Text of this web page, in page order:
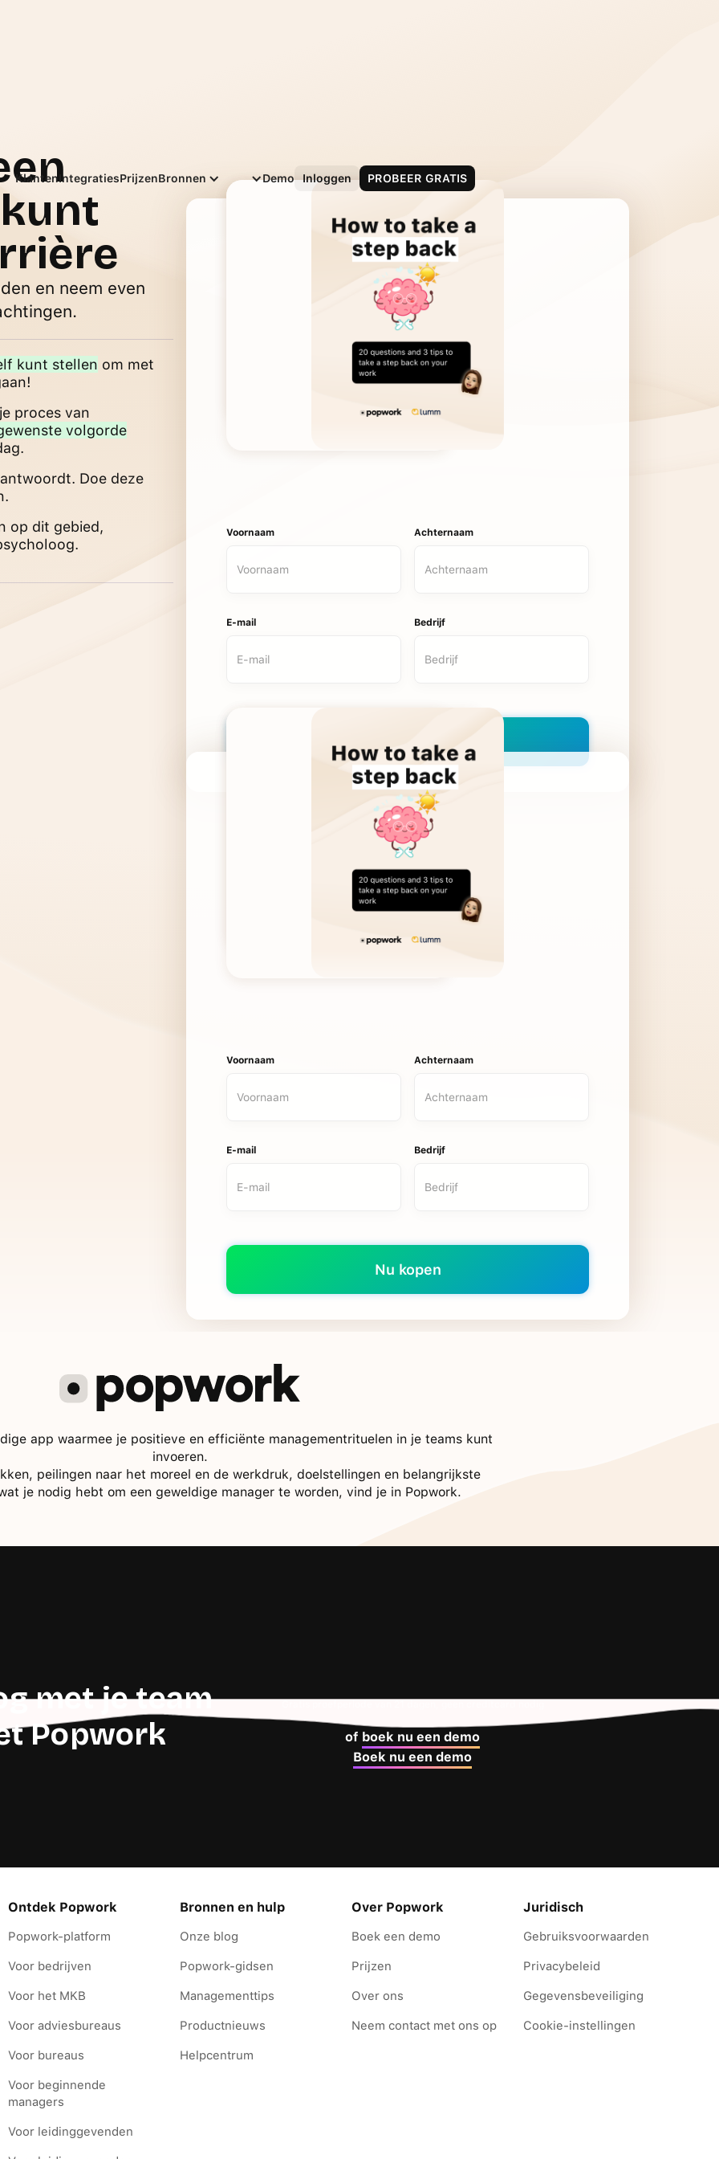
Klanten Integraties Prijzen Bronnen Nederlands
Demo Inloggen PROBEER GRATIS
en neem even
kunt stellen om met
proces van
volgorde
Doe deze
op dit gebied,
Voornaam Achternaam
E-mail Bedrijf
Voornaam Achternaam
E-mail Bedrijf
app waarmee je positieve en efficiënte managementrituelen in je teams kunt
invoeren.
peilingen naar het moreel en de werkdruk, doelstellingen en belangrijkste
je nodig hebt om een geweldige manager te worden, vind je in Popwork.
met je team
Popwork
of boek nu een demo
Boek nu een demo
Ontdek Popwork
Popwork-platform
Voor bedrijven
Voor het MKB
Voor adviesbureaus
Voor bureaus
Voor beginnende
managers
Voor leidinggevenden
Bronnen en hulp
Onze blog
Popwork-gidsen
Managementtips
Productnieuws
Helpcentrum
Over Popwork
Boek een demo
Prijzen
Over ons
Neem contact met ons op
Juridisch
Gebruiksvoorwaarden
Privacybeleid
Gegevensbeveiliging
Cookie-instellingen